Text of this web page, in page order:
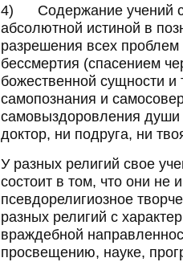
4) Содержание учений
абсолютной истиной в
разрешения всех
бессмертия (спасением
божественной сущности
самопознания и
самовыздоровления души
доктор, ни подруга, ни
У разных религий свое
состоит в том, что они не
псевдорелигиозное
разных религий с
враждебной
просвещению, науке,